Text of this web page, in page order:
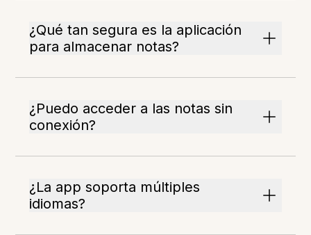
¿Qué tan segura es la aplicación
para almacenar notas?
¿Puedo acceder a las notas sin
conexión?
¿La app soporta múltiples
idiomas?